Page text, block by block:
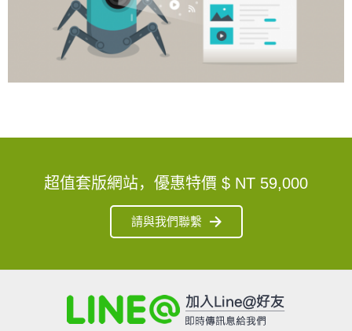
超值套版網站，優惠特價 $ NT 59,000
請與我們聯繫